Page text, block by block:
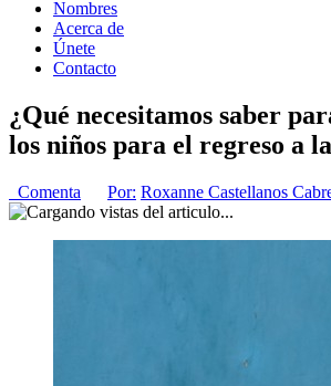
Nombres
Acerca de
Únete
Contacto
¿Qué necesitamos saber
los niños para el regreso a
Comenta Por: Roxanne Castellanos